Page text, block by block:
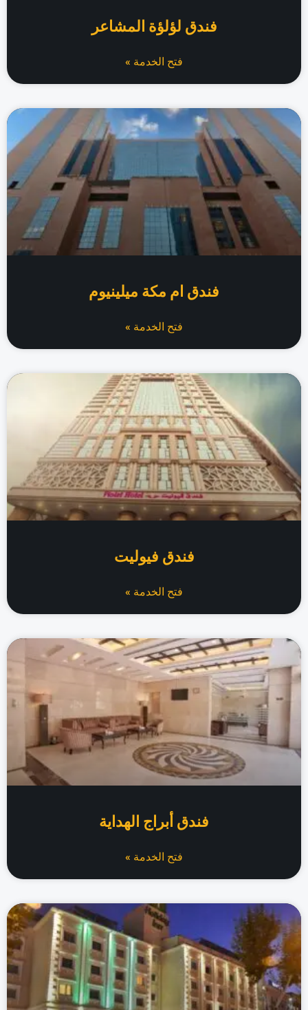
فندق لؤلؤة المشاعر
فتح الخدمة »
فندق ام مكة ميلينيوم
فتح الخدمة »
فندق فيوليت
فتح الخدمة »
فندق أبراج الهداية
فتح الخدمة »